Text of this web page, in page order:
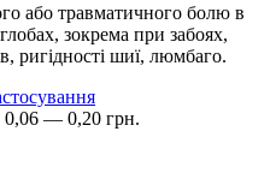
або травматичного болю в
зокрема при забоях,
ригідності шиї, люмбаго.
0,06 — 0,20 грн.